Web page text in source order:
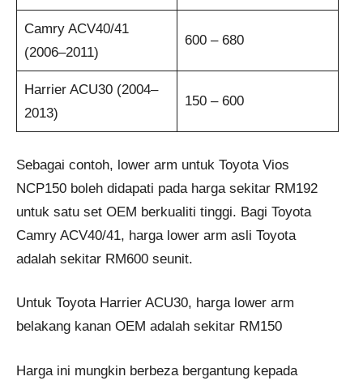
Camry ACV40/41
(2006–2011)
600 – 680
Harrier ACU30 (2004–
2013)
150 – 600
Sebagai contoh, lower arm untuk Toyota Vios
NCP150 boleh didapati pada harga sekitar RM192
untuk satu set OEM berkualiti tinggi. Bagi Toyota
Camry ACV40/41, harga lower arm asli Toyota
adalah sekitar RM600 seunit.
Untuk Toyota Harrier ACU30, harga lower arm
belakang kanan OEM adalah sekitar RM150
Harga ini mungkin berbeza bergantung kepada